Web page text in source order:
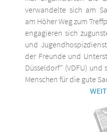
verwandelte sich am
am Höher Weg zum
engagieren sich
und
der Freunde und
Düsseldorf“ (VDFU)
Menschen für die gute